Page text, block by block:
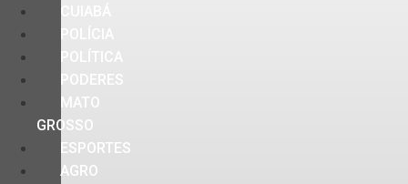
PODERES
MATO
GROSSO
ESPORTES
AGRO